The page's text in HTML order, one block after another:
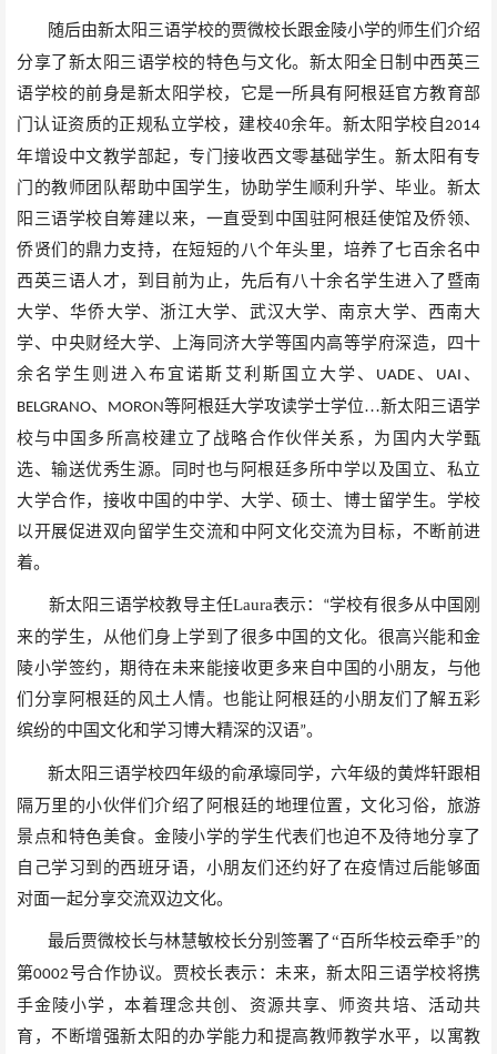
随后由新太阳三语学校的贾微校长跟金陵小学的师生们介绍
分享了新太阳三语学校的特色与文化。新太阳全日制中西英三
语学校的前身是新太阳学校，它是一所具有阿根廷官方教育部
门认证资质的正规私立学校，建校40余年。新太阳学校自 2014
年增设中文教学部起，专门接收西文零基础学生。新太阳有专
门的教师团队帮助中国学生，协助学生顺利升学、毕业。新太
阳三语学校自筹建以来，一直受到中国驻阿根廷使馆及侨领、
侨贤们的鼎力支持，在短短的八个年头里，培养了七百余名中
西英三语人才，到目前为止，先后有八十余名学生进入了暨南
大学、华侨大学、浙江大学、武汉大学、南京大学、西南大
学、中央财经大学、上海同济大学等国内高等学府深造，四十
余名学生则进入布宜诺斯艾利斯国立大学、
UADE、 UAI 、
BELGRANO、 MORON等阿根廷大学攻读学士学位…新太阳三语学
校与中国多所高校建立了战略合作伙伴关系，为国内大学甄
选、输送优秀生源。同时也与阿根廷多所中学以及国立、私立
大学合作，接收中国的中学、大学、硕士、博士留学生。学校
以开展促进双向留学生交流和中阿文化交流为目标，不断前进
着。
新太阳三语学校教导主任Laura表示： “学校有很多从中国刚
来的学生，从他们身上学到了很多中国的文化。很高兴能和金
陵小学签约，期待在未来能接收更多来自中国的小朋友，与他
们分享阿根廷的风土人情。也能让阿根廷的小朋友们了解五彩
缤纷的中国文化和学习博大精深的汉语”。
新太阳三语学校四年级的俞承壕同学，六年级的黄烨轩跟相
隔万里的小伙伴们介绍了阿根廷的地理位置，文化习俗，旅游
景点和特色美食。金陵小学的学生代表们也迫不及待地分享了
自己学习到的西班牙语，小朋友们还约好了在疫情过后能够面
对面一起分享交流双边文化。
最后贾微校长与林慧敏校长分别签署了“百所华校云牵手”的
第0002 号合作协议。贾校长表示：未来，新太阳三语学校将携
手金陵小学，本着理念共创、资源共享、师资共培、活动共
育，不断增强新太阳的办学能力和提高教师教学水平，以寓教